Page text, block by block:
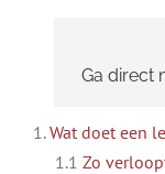
Ga direct
1.Wat doet een
1.1 Zo